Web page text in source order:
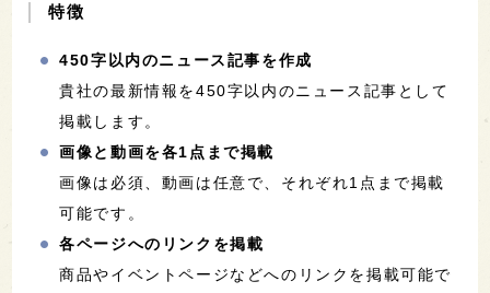
特徴
450字以内のニュース記事を作成
貴社の最新情報を450字以内のニュース記事として
掲載します。
画像と動画を各1点まで掲載
画像は必須、動画は任意で、それぞれ1点まで掲載
可能です。
各ページへのリンクを掲載
商品やイベントページなどへのリンクを掲載可能で